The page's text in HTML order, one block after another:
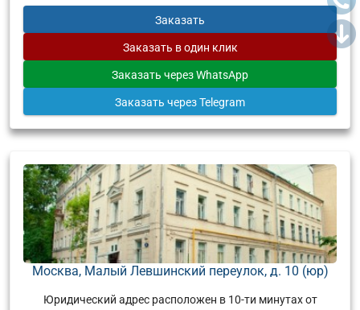
Заказать
Заказать в один клик
Заказать через WhatsApp
Заказать через Telegram
Москва, Малый Левшинский переулок, д. 10 (юр)
Юридический адрес расположен в 10-ти минутах от